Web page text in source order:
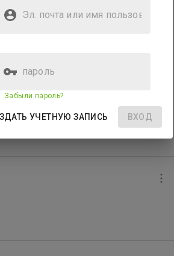
communication, and application of
Эл. почта или имя
пользователя
пароль
Забыли пароль?
УЧЕТНУЮ ЗАПИСЬ ВХОД